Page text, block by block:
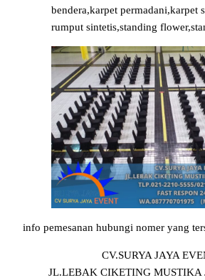
bendera,karpet permadani,karpet
rumput sintetis,standing
info pemesanan hubungi nomer yang
CV.SURYA JAYA
JL.LEBAK CIKETING MUSTIKA